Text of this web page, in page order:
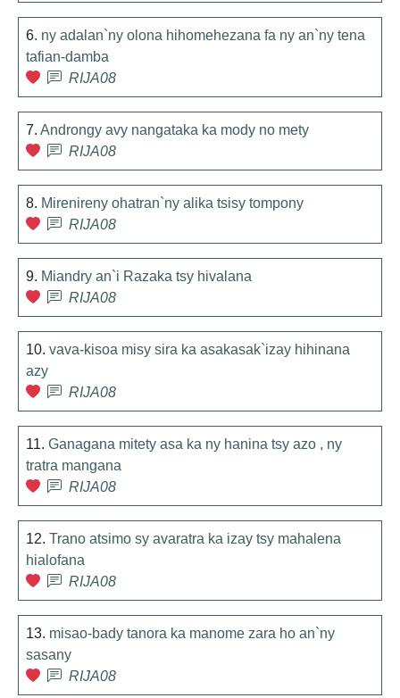
6. ny adalan`ny olona hihomehezana fa ny an`ny tena
tafian-damba
RIJA08
7. Androngy avy nangataka ka mody no mety
RIJA08
8. Mirenireny ohatran`ny alika tsisy tompony
RIJA08
9. Miandry an`i Razaka tsy hivalana
RIJA08
10. vava-kisoa misy sira ka asakasak`izay hihinana
azy
RIJA08
11. Ganagana mitety asa ka ny hanina tsy azo , ny
tratra mangana
RIJA08
12. Trano atsimo sy avaratra ka izay tsy mahalena
hialofana
RIJA08
13. misao-bady tanora ka manome zara ho an`ny
sasany
RIJA08